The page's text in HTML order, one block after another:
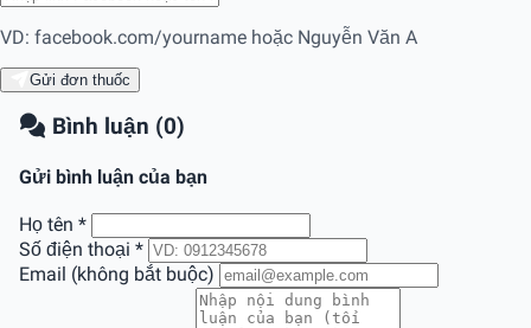
VD: facebook.com/yourname hoặc Nguyễn Văn A
Gửi đơn thuốc
Bình luận (0)
Gửi bình luận của bạn
Họ tên *
Số điện thoại *
Email (không bắt buộc)